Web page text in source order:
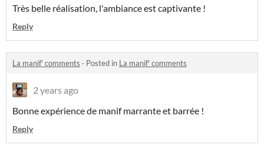
Très belle réalisation, l'ambiance est captivante !
Reply
La manif' comments · Posted in La manif' comments
2 years ago
Bonne expérience de manif marrante et barrée !
Reply